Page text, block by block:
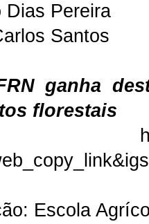
Dias Pereira
Santos
ganha
florestais
Escola